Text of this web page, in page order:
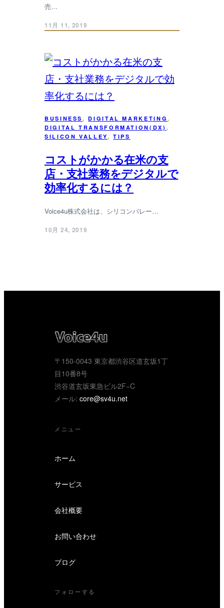
売…
11月 11, 2019
BUSINESS, DIGITAL MARKETING
DIGITAL TRANSFORMATION(DX)
SILICON VALLEY, TIPS
コストがかかる在米の支
店・支社業務をデジタルで
効率化するには？
Voice4u株式会社は、シリコンバレー…
10月 24, 2019
〒150-0043 東京都渋谷区道玄坂1丁
目10番8号
渋谷道玄坂東急ビル2F−C
メール: core@sv4u.net
メニュー
ホーム
サービス
会社概要
お問い合わせ
ブログ
フォローする